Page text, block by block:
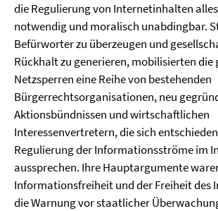
die Regulierung von Internetinhalten
notwendig und moralisch unabdingbar.
Befürworter zu überzeugen und
Rückhalt zu generieren, mobilisierten die
Netzsperren eine Reihe von bestehenden
Bürgerrechtsorganisationen, neu
Aktionsbündnissen und wirtschaftlichen
Interessenvertretern, die sich
Regulierung der Informationsströme im
aussprechen. Ihre Hauptargumente
Informationsfreiheit und der Freiheit des
die Warnung vor staatlicher